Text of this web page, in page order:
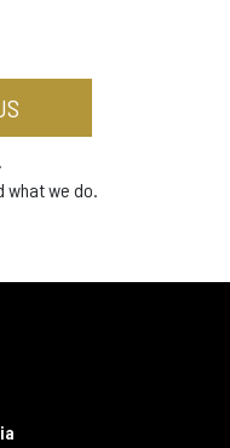
what we do.